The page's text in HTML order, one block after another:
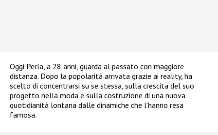
Oggi Perla, a 28 anni, guarda al passato con maggiore
distanza. Dopo la popolarità arrivata grazie ai reality, ha
scelto di concentrarsi su se stessa, sulla crescita del suo
progetto nella moda e sulla costruzione di una nuova
quotidianità lontana dalle dinamiche che l’hanno resa
famosa.